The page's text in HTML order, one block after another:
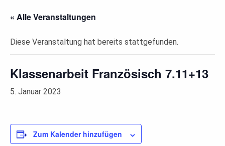
« Alle Veranstaltungen
Diese Veranstaltung hat bereits stattgefunden.
Klassenarbeit Französisch 7.11+13
5. Januar 2023
Zum Kalender hinzufügen